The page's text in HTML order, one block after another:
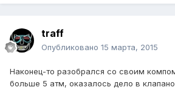
traff
Опубликовано 15 марта, 2015
Наконец-то разобрался со своим
больше 5 атм, оказалось дело в